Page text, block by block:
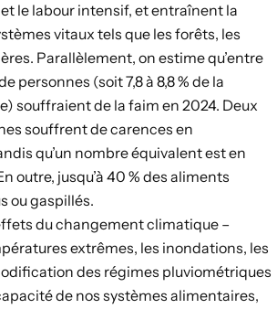
le labour intensif, et entraînent la
vitaux tels que les forêts, les
Parallèlement, on estime qu’entre
personnes (soit 7,8 à 8,8 % de la
souffraient de la faim en 2024. Deux
souffrent de carences en
qu’un nombre équivalent est en
outre, jusqu’à 40 % des aliments
ou gaspillés.
du changement climatique –
extrêmes, les inondations, les
des régimes pluviométriques
de nos systèmes alimentaires,